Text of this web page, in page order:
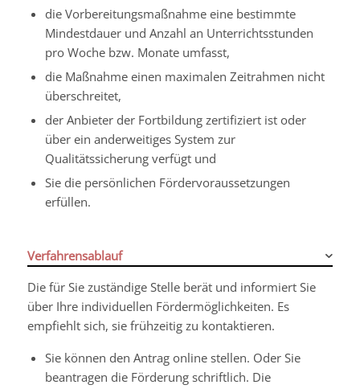
die Vorbereitungsmaßnahme eine bestimmte
Mindestdauer und Anzahl an Unterrichtsstunden
pro Woche bzw. Monate umfasst,
die Maßnahme einen maximalen Zeitrahmen nicht
überschreitet,
der Anbieter der Fortbildung zertifiziert ist oder
über ein anderweitiges System zur
Qualitätssicherung verfügt und
Sie die persönlichen Fördervoraussetzungen
erfüllen.
Verfahrensablauf
Die für Sie zuständige Stelle berät und informiert Sie
über Ihre individuellen Fördermöglichkeiten. Es
empfiehlt sich, sie frühzeitig zu kontaktieren.
Sie können den Antrag online stellen. Oder Sie
beantragen die Förderung schriftlich. Die